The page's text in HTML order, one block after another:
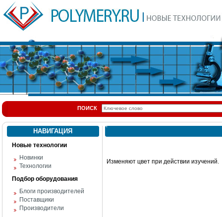
ПОИСК
НАВИГАЦИЯ
Новые технологии
Новинки
Технологии
Подбор оборудования
Блоги производителей
Поставщики
Производители
Изменяют цвет при действии изучений.